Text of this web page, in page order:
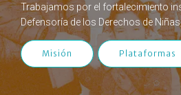
Trabajamos por el fortalecimiento
Defensoría de los Derechos de
Misión Plataformas